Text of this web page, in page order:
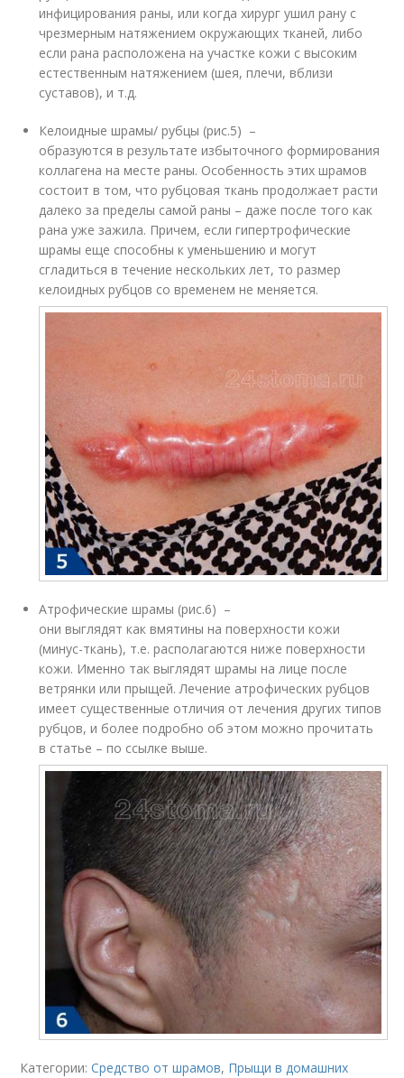
инфицирования раны, или когда хирург ушил рану с
чрезмерным натяжением окружающих тканей, либо
если рана расположена на участке кожи с высоким
естественным натяжением (шея, плечи, вблизи
суставов), и т.д.
Келоидные шрамы/ рубцы (рис.5) –
образуются в результате избыточного формирования
коллагена на месте раны. Особенность этих шрамов
состоит в том, что рубцовая ткань продолжает расти
далеко за пределы самой раны – даже после того как
рана уже зажила. Причем, если гипертрофические
шрамы еще способны к уменьшению и могут
сгладиться в течение нескольких лет, то размер
келоидных рубцов со временем не меняется.
Атрофические шрамы (рис.6) –
они выглядят как вмятины на поверхности кожи
(минус-ткань), т.е. располагаются ниже поверхности
кожи. Именно так выглядят шрамы на лице после
ветрянки или прыщей. Лечение атрофических рубцов
имеет существенные отличия от лечения других типов
рубцов, и более подробно об этом можно прочитать
в статье – по ссылке выше.
Категории:Средство от шрамов, Прыщи в домашних